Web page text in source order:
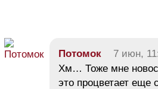
Потомок 7 июн,
Хм… Тоже мне
это процветает еще